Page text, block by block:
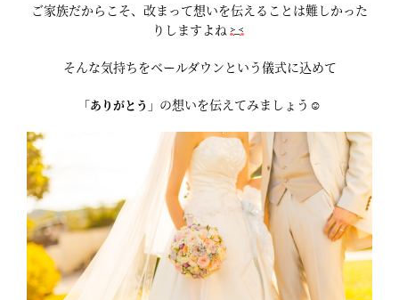
ご家族だからこそ、改まって想いを伝えることは難しかった
りしますよね
そんな気持ちをベールダウンという儀式に込めて
「ありがとう」 の想いを伝えてみましょう☺